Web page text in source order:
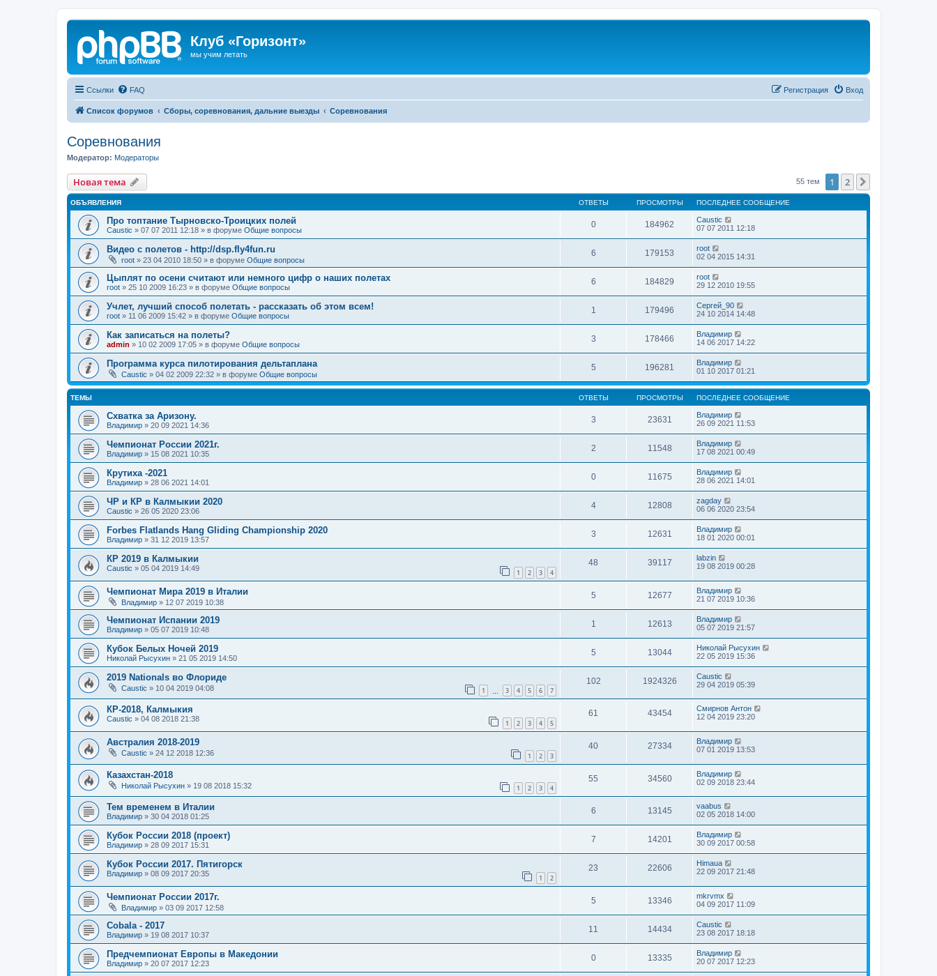
Клуб «Горизонт»
мы учим летать
Ссылки FAQ Вход
Регистрация
Список форумов Сборы, соревнования, дальние выезды Соревнования
Соревнования
Модератор: Модераторы
Новая тема 55 тем 1 2
ОБЪЯВЛЕНИЯ ОТВЕТЫ ПРОСМОТРЫ ПОСЛЕДНЕЕ СООБЩЕНИЕ
Про топтание Тырновско-Троицких полей
Caustic » 07 07 2011 12:18 » в форуме Общие вопросы
0 184962
Caustic
07 07 2011 12:18
Видео с полетов - http://dsp.fly4fun.ru
root » 23 04 2010 18:50 » в форуме Общие вопросы
6 179153
root
02 04 2015 14:31
Цыплят по осени считают или немного цифр о наших полетах
root » 25 10 2009 16:23 » в форуме Общие вопросы
6 184829
root
29 12 2010 19:55
Учлет, лучший способ полетать - рассказать об этом всем!
root » 11 06 2009 15:42 » в форуме Общие вопросы
1 179496
Сергей_90
24 10 2014 14:48
Как записаться на полеты?
admin » 10 02 2009 17:05 » в форуме Общие вопросы
3 178466
Владимир
14 06 2017 14:22
Программа курса пилотирования дельтаплана
Caustic » 04 02 2009 22:32 » в форуме Общие вопросы
5 196281
Владимир
01 10 2017 01:21
ТЕМЫ ОТВЕТЫ ПРОСМОТРЫ ПОСЛЕДНЕЕ СООБЩЕНИЕ
Схватка за Аризону.
Владимир » 20 09 2021 14:36
3 23631
Владимир
26 09 2021 11:53
Чемпионат России 2021г.
Владимир » 15 08 2021 10:35
2 11548
Владимир
17 08 2021 00:49
Крутиха -2021
Владимир » 28 06 2021 14:01
0 11675
Владимир
28 06 2021 14:01
ЧР и КР в Калмыкии 2020
Caustic » 26 05 2020 23:06
4 12808
zagday
06 06 2020 23:54
Forbes Flatlands Hang Gliding Championship 2020
Владимир » 31 12 2019 13:57
3 12631
Владимир
18 01 2020 00:01
КР 2019 в Калмыкии
Caustic » 05 04 2019 14:49 1 2 3 4
48 39117
labzin
19 08 2019 00:28
Чемпионат Мира 2019 в Италии
Владимир » 12 07 2019 10:38
5 12677
Владимир
21 07 2019 10:36
Чемпионат Испании 2019
Владимир » 05 07 2019 10:48
1 12613
Владимир
05 07 2019 21:57
Кубок Белых Ночей 2019
Николай Рысухин » 21 05 2019 14:50
5 13044
Николай Рысухин
22 05 2019 15:36
2019 Nationals во Флориде
Caustic » 10 04 2019 04:08 1 3 4 5 6 7
102 1924326
Caustic
29 04 2019 05:39
КР-2018, Калмыкия
Caustic » 04 08 2018 21:38 1 2 3 4 5
61 43454
Смирнов Антон
12 04 2019 23:20
Австралия 2018-2019
Caustic » 24 12 2018 12:36 1 2 3
40 27334
Владимир
07 01 2019 13:53
Казахстан-2018
Николай Рысухин » 19 08 2018 15:32 1 2 3 4
55 34560
Владимир
02 09 2018 23:44
Тем временем в Италии
Владимир » 30 04 2018 01:25
6 13145
vaabus
02 05 2018 14:00
Кубок России 2018 (проект)
Владимир » 28 09 2017 15:31
7 14201
Владимир
30 09 2017 00:58
Кубок России 2017. Пятигорск
Владимир » 08 09 2017 20:35 1 2
23 22606
Himaua
22 09 2017 21:48
Чемпионат России 2017г.
Владимир » 03 09 2017 12:58
5 13346
mkrvmx
04 09 2017 11:09
Cobala - 2017
Владимир » 19 08 2017 10:37
11 14434
Caustic
23 08 2017 18:18
Предчемпионат Европы в Македонии
Владимир » 20 07 2017 12:23
0 13335
Владимир
20 07 2017 12:23